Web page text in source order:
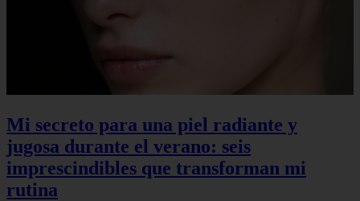
Mi secreto para una piel radiante y
jugosa durante el verano: seis
imprescindibles que transforman mi
rutina